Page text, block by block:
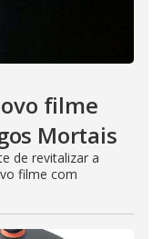
filme
Mortais
de revitalizar a
filme com